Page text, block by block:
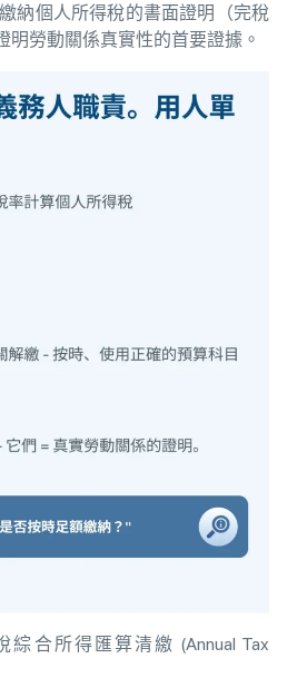
納個人所得稅的書面證明（完稅
明勞動關係真實性的首要證據。
合所得匯算清繳 (Annual Tax